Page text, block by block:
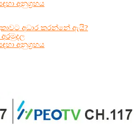
අනුග්‍රහය
අධාර කරන්නේ ඇයි?
අරමුදල
අනුග්‍රහය